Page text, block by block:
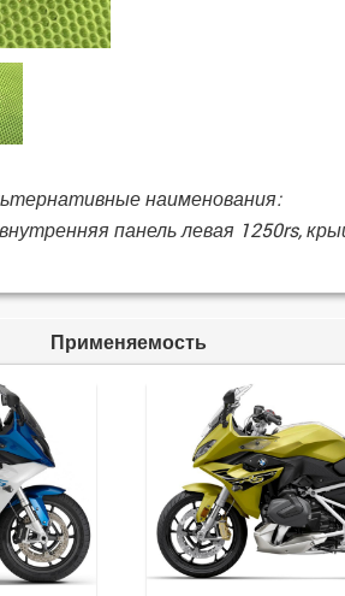
наименования:
панель левая 1250rs,
Применяемость